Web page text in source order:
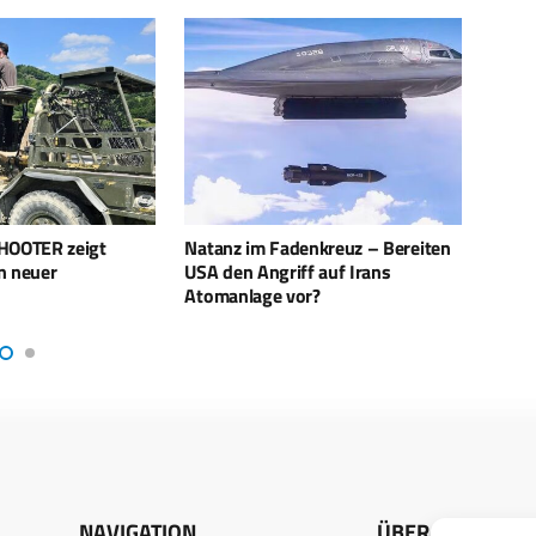
– Bereiten
Irans
Israel setzt Lehren aus dem Iran-
Krieg um